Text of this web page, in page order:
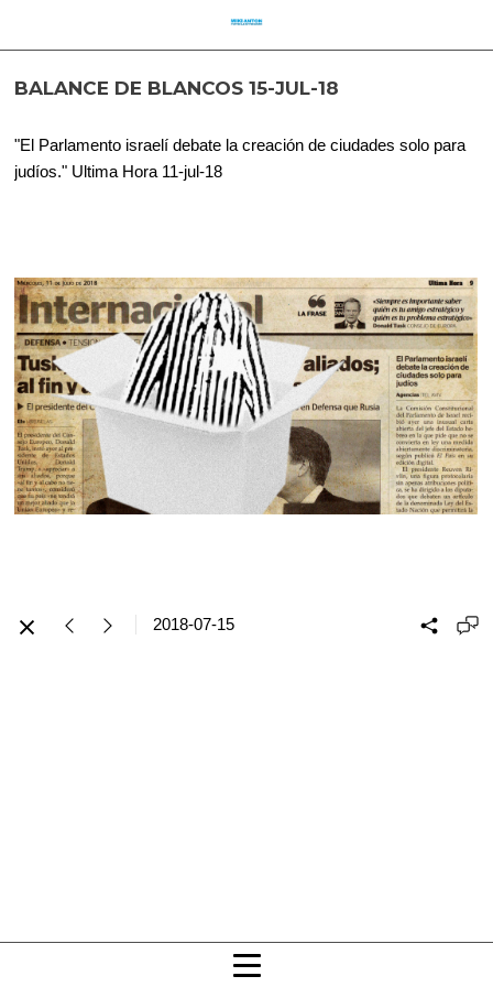
BALANCE DE BLANCOS 15-JUL-18
"El Parlamento israelí debate la creación de ciudades solo para
judíos." Ultima Hora 11-jul-18
2018-07-15